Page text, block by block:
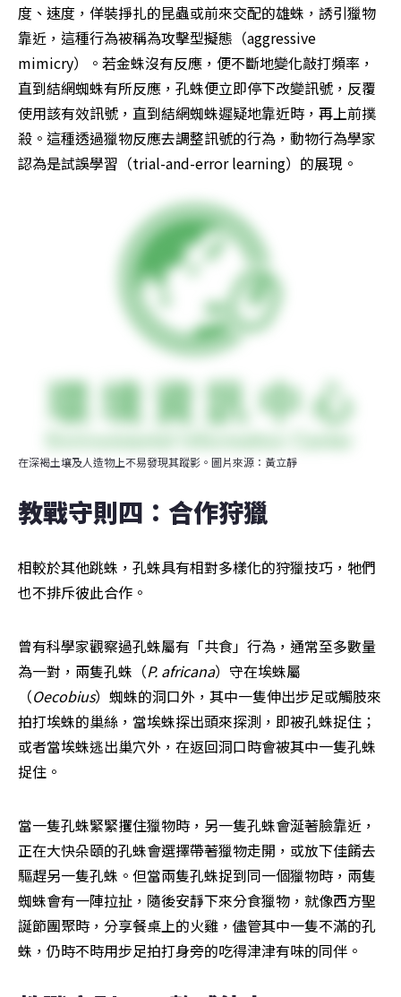
度、速度，佯裝掙扎的昆蟲或前來交配的雄蛛，誘引獵物
靠近，這種行為被稱為攻擊型擬態（aggressive
mimicry）。若金蛛沒有反應，便不斷地變化敲打頻率，
直到結網蜘蛛有所反應，孔蛛便立即停下改變訊號，反覆
使用該有效訊號，直到結網蜘蛛遲疑地靠近時，再上前撲
殺。這種透過獵物反應去調整訊號的行為，動物行為學家
認為是試誤學習（trial-and-error learning）的展現。
在深褐土壤及人造物上不易發現其蹤影。圖片來源：黃立靜
教戰守則四：合作狩獵
相較於其他跳蛛，孔蛛具有相對多樣化的狩獵技巧，牠們
也不排斥彼此合作。
曾有科學家觀察過孔蛛屬有「共食」行為，通常至多數量
為一對，兩隻孔蛛（P. africana）守在埃蛛屬
（Oecobius）蜘蛛的洞口外，其中一隻伸出步足或觸肢來
拍打埃蛛的巢絲，當埃蛛探出頭來探測，即被孔蛛捉住；
或者當埃蛛逃出巢穴外，在返回洞口時會被其中一隻孔蛛
捉住。
當一隻孔蛛緊緊攫住獵物時，另一隻孔蛛會涎著臉靠近，
正在大快朵頤的孔蛛會選擇帶著獵物走開，或放下佳餚去
驅趕另一隻孔蛛。但當兩隻孔蛛捉到同一個獵物時，兩隻
蜘蛛會有一陣拉扯，隨後安靜下來分食獵物，就像西方聖
誕節團聚時，分享餐桌上的火雞，儘管其中一隻不滿的孔
蛛，仍時不時用步足拍打身旁的吃得津津有味的同伴。